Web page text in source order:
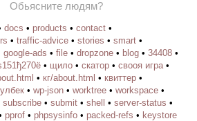
Обьясните людям?
docs • products • contact •
• traffic-advice • stories • smart •
google-ads • file • dropzone • blog • 34408 •
• щило • скатор • свооя игра •
• кг/about.html • квиттер •
• wp-json • worktree • workspace •
subscribe • submit • shell • server-status •
pprof • phpsysinfo • packed-refs • keystore